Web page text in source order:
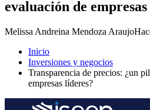
evaluación de
Melissa Andreina Mendoza Araujo
Inicio
Inversiones y negocios
Transparencia de precios: ¿un
empresas líderes?